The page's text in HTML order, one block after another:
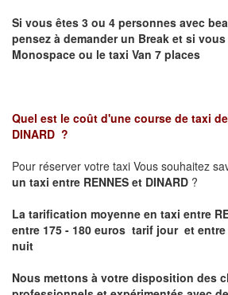
Si vous êtes 3 ou 4 personnes avec
pensez à demander un Break et si
Monospace ou le taxi Van 7 places
Quel est le coût d'une course de taxi de
DINARD ?
Pour réserver votre taxi Vous souhaitez
un taxi entre RENNES et DINARD ?
La tarification moyenne en taxi entre
entre 175 - 180 euros tarif jour et
nuit
Nous mettons à votre disposition des